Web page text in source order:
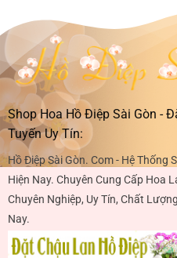
Shop Hoa Hồ Điệp Sài Gòn -
Tuyến Uy Tín:
Hồ Điệp Sài Gòn. Com - Hệ Thống
Hiện Nay. Chuyên Cung Cấp Hoa
Chuyên Nghiệp, Uy Tín, Chất
Nay.